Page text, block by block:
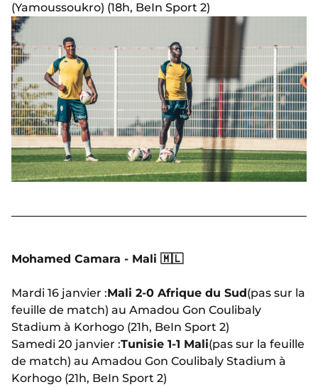
(Yamoussoukro) (18h, BeIn Sport 2)
Mohamed Camara - Mali 🇲🇱
Mardi 16 janvier :Mali 2-0 Afrique du Sud(pas sur la
feuille de match) au Amadou Gon Coulibaly
Stadium à Korhogo (21h, BeIn Sport 2)
Samedi 20 janvier :Tunisie 1-1 Mali(pas sur la feuille
de match) au Amadou Gon Coulibaly Stadium à
Korhogo (21h, BeIn Sport 2)